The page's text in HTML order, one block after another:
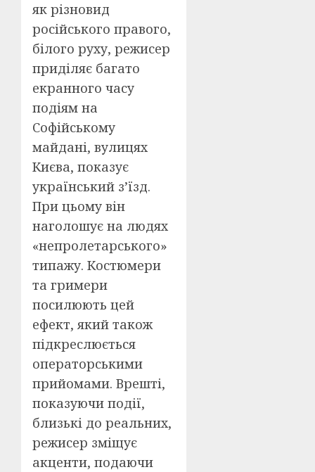
як різновид
російського правого,
білого руху, режисер
приділяє багато
екранного часу
подіям на
Софійському
майдані, вулицях
Києва, показує
український з’їзд.
При цьому він
наголошує на людях
«непролетарського»
типажу. Костюмери
та гримери
посилюють цей
ефект, який також
підкреслюється
операторськими
прийомами. Врешті,
показуючи події,
близькі до реальних,
режисер зміщує
акценти, подаючи